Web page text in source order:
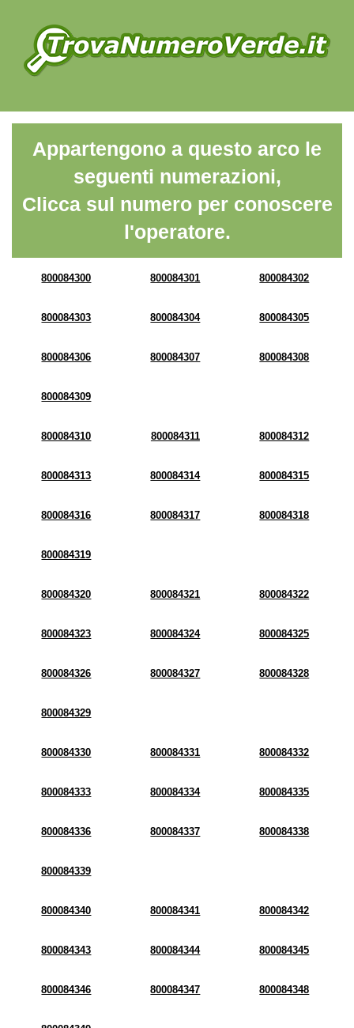
Appartengono a questo arco le
seguenti numerazioni,
Clicca sul numero per conoscere
l'operatore.
800084300 800084301 800084302
800084303 800084304 800084305
800084306 800084307 800084308
800084309
800084310 800084311 800084312
800084313 800084314 800084315
800084316 800084317 800084318
800084319
800084320 800084321 800084322
800084323 800084324 800084325
800084326 800084327 800084328
800084329
800084330 800084331 800084332
800084333 800084334 800084335
800084336 800084337 800084338
800084339
800084340 800084341 800084342
800084343 800084344 800084345
800084346 800084347 800084348